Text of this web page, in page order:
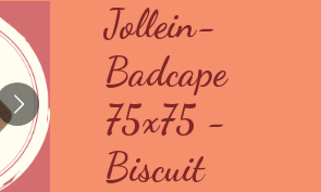
Jollein-
Badcape
75x75 -
Biscuit